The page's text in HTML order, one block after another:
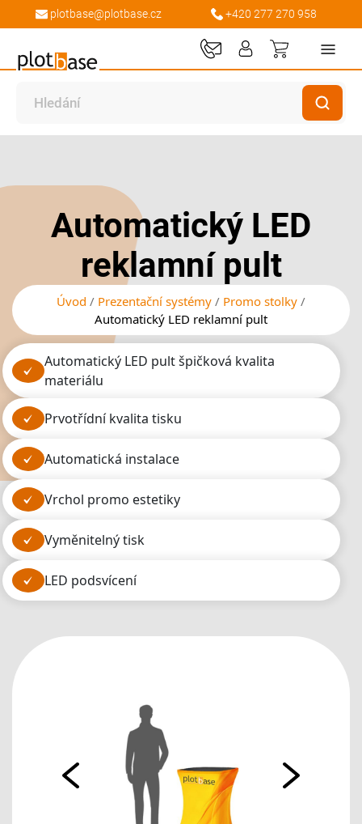
plotbase@plotbase.cz +420 277 270 958
Můj košík
Automatický LED
reklamní pult
Úvod Prezentační systémy
Promo stolky
Automatický LED reklamní pult
Automatický LED pult špičková kvalita
materiálu
prvotřídní kvalita tisku
automatická instalace
vrchol promo estetiky
vyměnitelný tisk
LED podsvícení